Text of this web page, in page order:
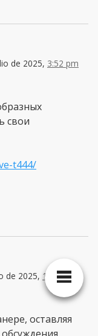
de 2025, 3:52 pm
свои
t444/
de 2025, 10:11 pm
оставляя